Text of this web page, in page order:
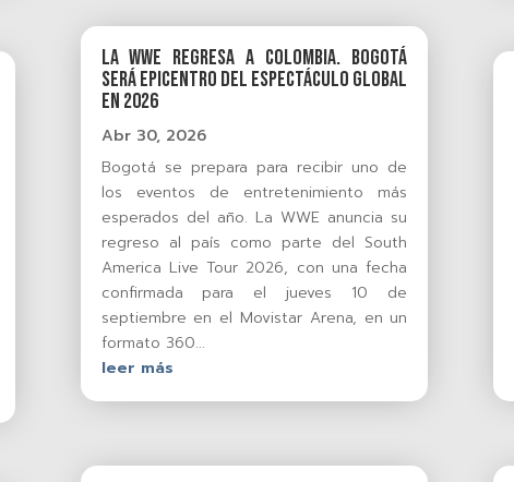
La WWE regresa a Colombia. Bogotá
será epicentro del espectáculo global
en 2026
Abr 30, 2026
Bogotá se prepara para recibir uno de
los eventos de entretenimiento más
esperados del año. La WWE anuncia su
regreso al país como parte del South
America Live Tour 2026, con una fecha
confirmada para el jueves 10 de
septiembre en el Movistar Arena, en un
formato 360...
leer más